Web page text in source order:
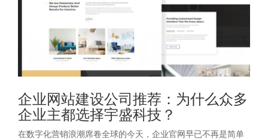
企业网站建设公司推荐：为什么众多
企业主都选择宇盛科技？
在数字化营销浪潮席卷全球的今天，企业官网早已不再是简单